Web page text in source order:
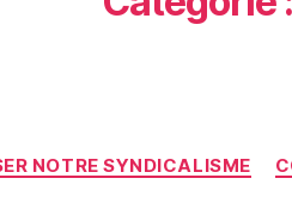
NOTRE SYNDICALISME